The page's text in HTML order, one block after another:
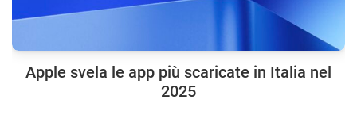
Apple svela le app più scaricate in Italia nel
2025